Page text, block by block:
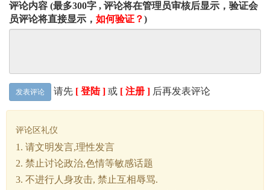
评论内容 (最多300字 , 评论将在管理员审核后显示，验证会
员评论将直接显示， 如何验证？)
发表评论 请先 [ 登陆 ] 或 [ 注册 ] 后再发表评论
评论区礼仪
1. 请文明发言,理性发言
2. 禁止讨论政治,色情等敏感话题
3. 不进行人身攻击, 禁止互相辱骂.